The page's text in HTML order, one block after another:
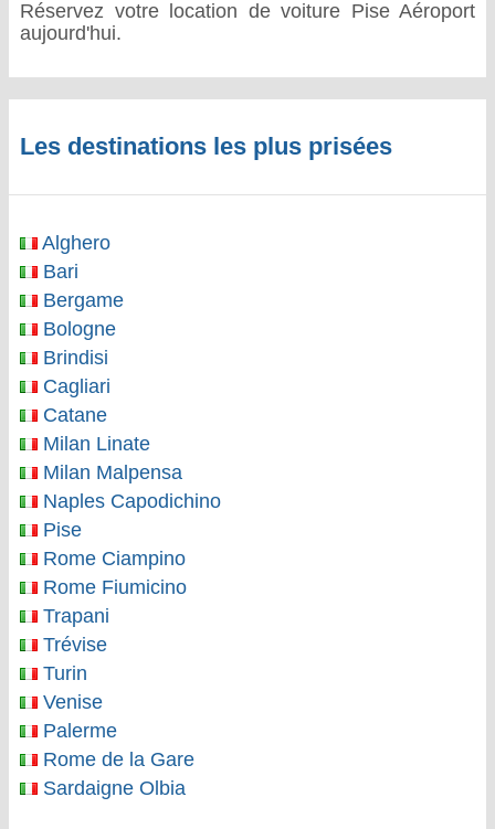
Réservez votre location de voiture Pise Aéroport
aujourd'hui.
Les destinations les plus prisées
Alghero
Bari
Bergame
Bologne
Brindisi
Cagliari
Catane
Milan Linate
Milan Malpensa
Naples Capodichino
Pise
Rome Ciampino
Rome Fiumicino
Trapani
Trévise
Turin
Venise
Palerme
Rome de la Gare
Sardaigne Olbia